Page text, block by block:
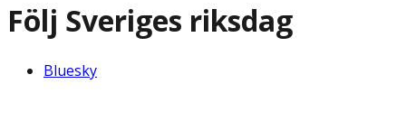
Följ Sveriges riksdag
Bluesky